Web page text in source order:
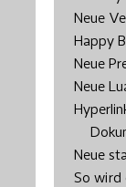
Neue
Happy
Neue
Neue
Neue
So wird